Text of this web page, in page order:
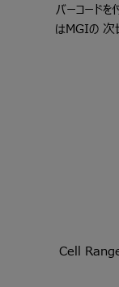
バーコードを
はMGIの 次
Cell